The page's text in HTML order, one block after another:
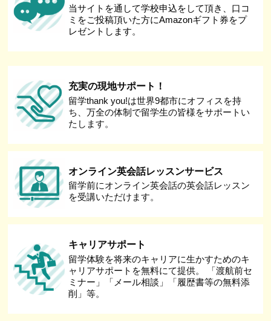
当サイトを通して学校申込をして頂き、口コ
ミをご投稿頂いた方にAmazonギフト券をプ
レゼントします。
充実の現地サポート！
留学thank you!は世界9都市にオフィスを持
ち、万全の体制で留学生の皆様をサポートい
たします。
オンライン英会話レッスンサービス
留学前にオンライン英会話の英会話レッスン
を受講いただけます。
キャリアサポート
留学体験を将来のキャリアに生かすためのキ
ャリアサポートを無料にて提供。 「渡航前セ
ミナー」「メール相談」「履歴書等の無料添
削」等。